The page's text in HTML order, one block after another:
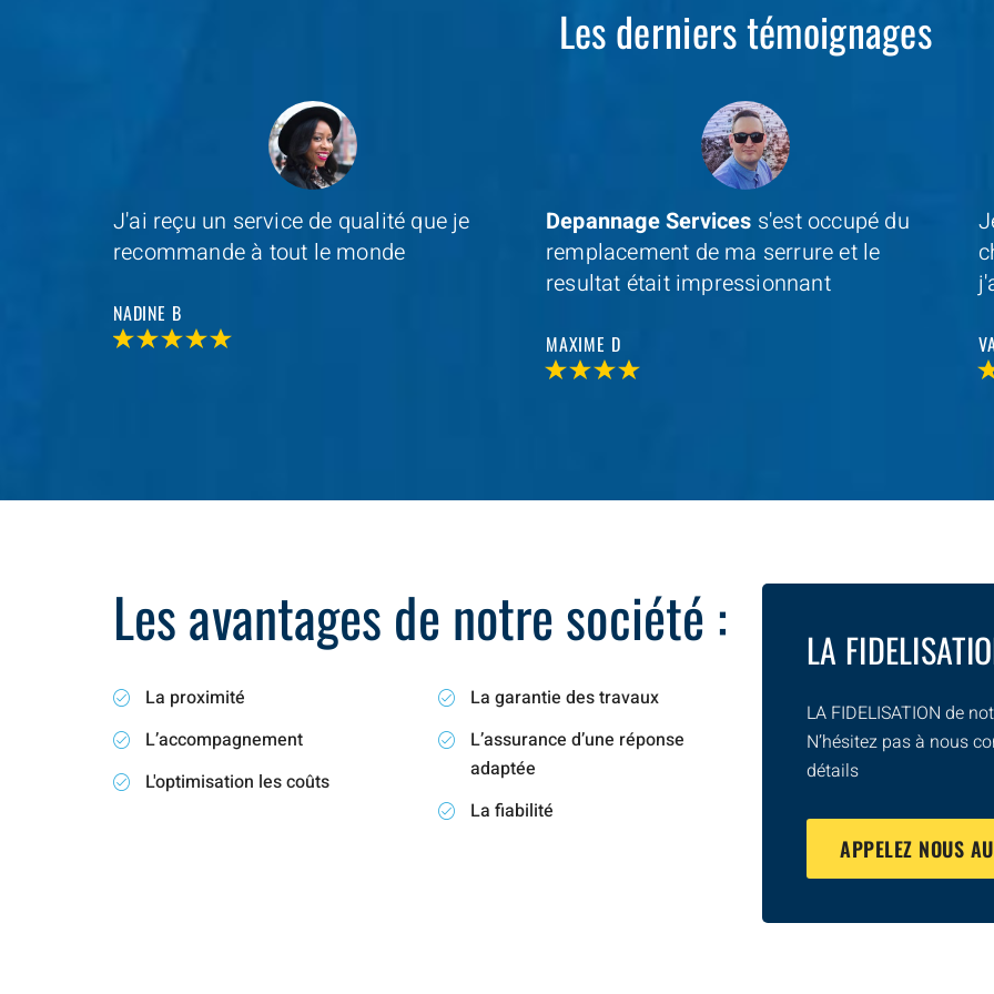
Les derniers témoignages
Depannage Servicess'est occupé du
remplacement de ma serrure et le
MAXIME D
Je cherchais un professionel à coté de
chez moi et avecDepannage Services
j'ai trouvé et je n'ai pas été decu
VALERIE V
Les avantages de notre société :
La proximité
L’accompagnement
L'optimisation les coûts
La garantie des travaux
L’assurance d’une réponse
adaptée
La fiabilité
LA
LA FIDELISATION de
N’hésitez pas à nous
détails
APPELEZ NOUS AU